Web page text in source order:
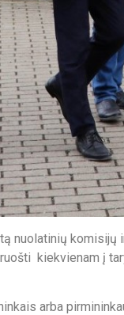
nuolatinių komisijų
kiekvienam į
arba